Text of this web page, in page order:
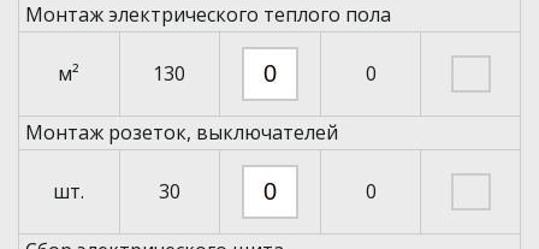
Монтаж электрического теплого пола
м² 130 0
Монтаж розеток, выключателей
шт. 30 0